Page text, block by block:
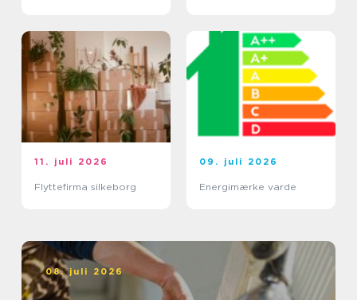
11. juli 2026
Flyttefirma silkeborg
09. juli 2026
Energimærke varde
08. juli 2026